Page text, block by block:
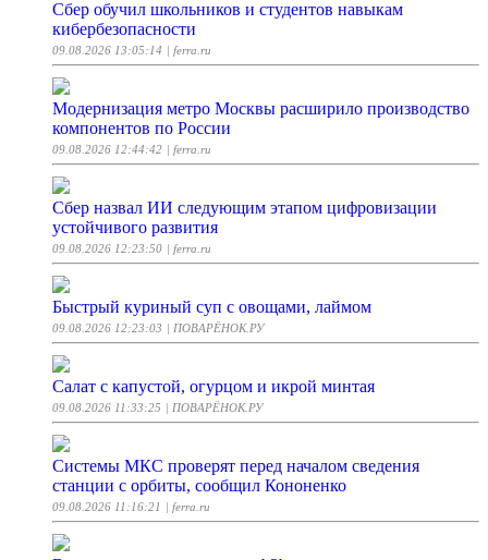
Сбер обучил школьников и студентов навыкам
кибербезопасности
09.08.2026 13:05:14 | ferra.ru
Модернизация метро Москвы расширило производство
компонентов по России
09.08.2026 12:44:42 | ferra.ru
Сбер назвал ИИ следующим этапом цифровизации
устойчивого развития
09.08.2026 12:23:50 | ferra.ru
Быстрый куриный суп с овощами, лаймом
09.08.2026 12:23:03 | ПОВАРЁНОК.РУ
Салат с капустой, огурцом и икрой минтая
09.08.2026 11:33:25 | ПОВАРЁНОК.РУ
Системы МКС проверят перед началом сведения
станции с орбиты, сообщил Кононенко
09.08.2026 11:16:21 | ferra.ru